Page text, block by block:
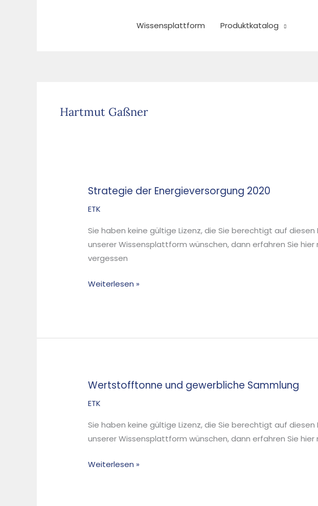
Wissensplattform Produktkatalog
Hartmut Gaßner
Strategie der Energieversorgung 2020
ETK
Sie haben keine gültige Lizenz, die Sie berechtigt auf
unserer Wissensplattform wünschen, dann erfahren Sie
vergessen
Strategie
der
2020
Weiterlesen »
Wertstofftonne und gewerbliche Sammlung
ETK
Sie haben keine gültige Lizenz, die Sie berechtigt auf
unserer Wissensplattform wünschen, dann erfahren Sie hier
Wertstofftonne
und
Sammlung
Weiterlesen »